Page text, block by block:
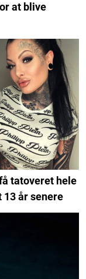
at blive
tatoveret hele
13 år senere